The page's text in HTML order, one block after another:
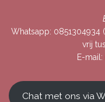
Whatsapp: 0851304934
vrij
E-mail:
Chat met ons via